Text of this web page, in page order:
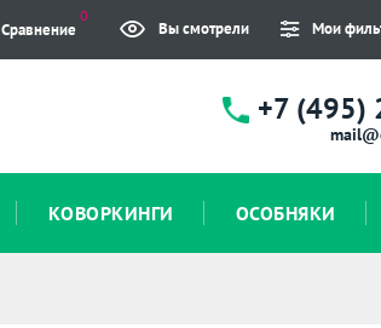
Сравнение
0
Вы смотрели Мои
+7 (495)
КОВОРКИНГИ ОСОБНЯКИ